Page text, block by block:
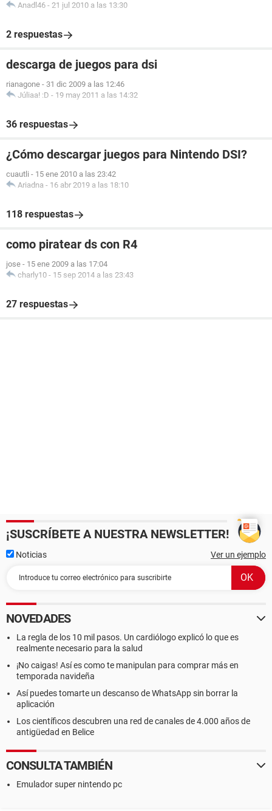
Anadl46 - 21 jul 2010 a las 13:30
2 respuestas
descarga de juegos para dsi
rianagone - 31 dic 2009 a las 12:46
Júliaa! :D - 19 may 2011 a las 14:32
36 respuestas
¿Cómo descargar juegos para Nintendo DSI?
cuautli - 15 ene 2010 a las 23:42
Ariadna - 16 abr 2019 a las 18:10
118 respuestas
como piratear ds con R4
jose - 15 ene 2009 a las 17:04
charly10 - 15 sep 2014 a las 23:43
27 respuestas
¡SUSCRÍBETE A NUESTRA NEWSLETTER!
Noticias Ver un ejemplo
NOVEDADES
La regla de los 10 mil pasos. Un cardiólogo explicó lo que es
realmente necesario para la salud
¡No caigas! Así es como te manipulan para comprar más en
temporada navideña
Así puedes tomarte un descanso de WhatsApp sin borrar la
aplicación
Los científicos descubren una red de canales de 4.000 años de
antigüedad en Belice
CONSULTA TAMBIÉN
Emulador super nintendo pc